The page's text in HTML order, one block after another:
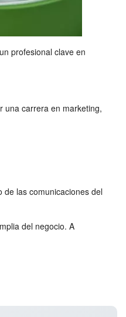
profesional clave en
una carrera en marketing,
de las comunicaciones del
del negocio. A